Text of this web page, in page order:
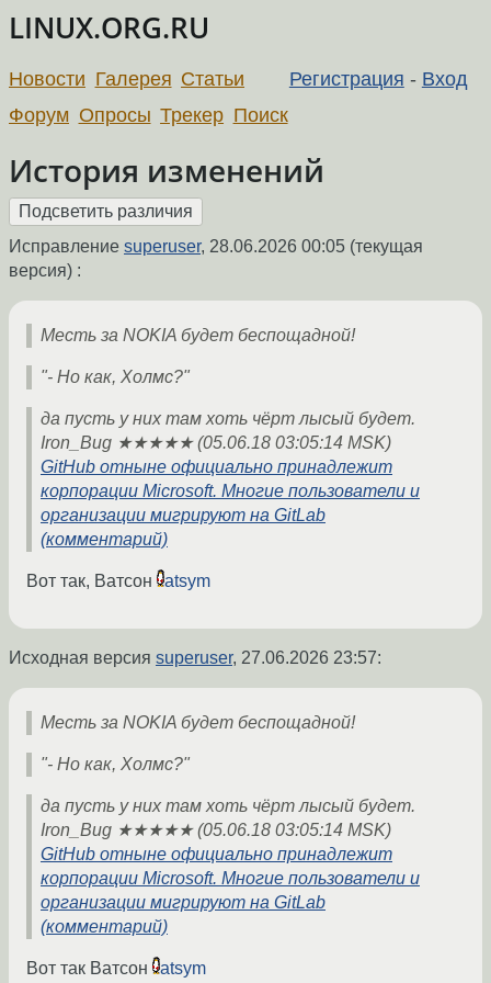
LINUX.ORG.RU
Регистрация - Вход
Новости Галерея Статьи
Форум Опросы Трекер Поиск
История изменений
Исправление superuser, 28.06.2026 00:05 (текущая
версия) :
Месть за NOKIA будет беспощадной!
"- Но как, Холмс?"
да пусть у них там хоть чёрт лысый будет.
Iron_Bug ★★★★★ (05.06.18 03:05:14 MSK)
GitHub отныне официально принадлежит
корпорации Microsoft. Многие пользователи и
организации мигрируют на GitLab
(комментарий)
Вот так, Ватсон atsym
Исходная версия superuser, 27.06.2026 23:57:
Месть за NOKIA будет беспощадной!
"- Но как, Холмс?"
да пусть у них там хоть чёрт лысый будет.
Iron_Bug ★★★★★ (05.06.18 03:05:14 MSK)
GitHub отныне официально принадлежит
корпорации Microsoft. Многие пользователи и
организации мигрируют на GitLab
(комментарий)
Вот так Ватсон atsym